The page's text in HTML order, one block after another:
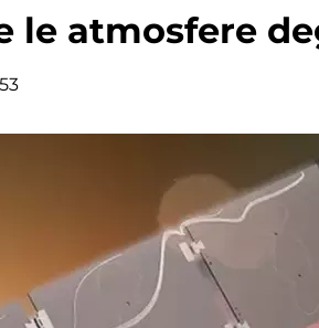
le atmosfere